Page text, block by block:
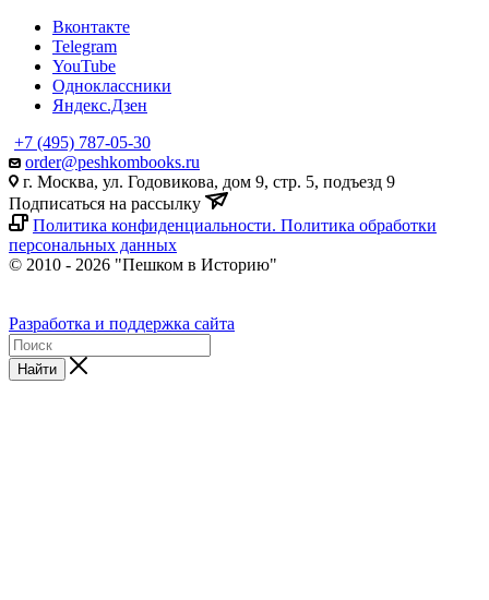
Вконтакте
Telegram
YouTube
Одноклассники
Яндекс.Дзен
+7 (495) 787-05-30
order@peshkombooks.ru
г. Москва, ул. Годовикова, дом 9, стр. 5, подъезд 9
Подписаться на рассылку
Политика конфиденциальности. Политика обработки
персональных данных
© 2010 - 2026 "Пешком в Историю"
Разработка и поддержка сайта
Найти